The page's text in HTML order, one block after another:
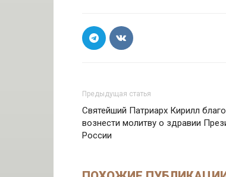
Предыдущая статья
Святейший Патриарх Кирилл
вознести молитву о здравии
России